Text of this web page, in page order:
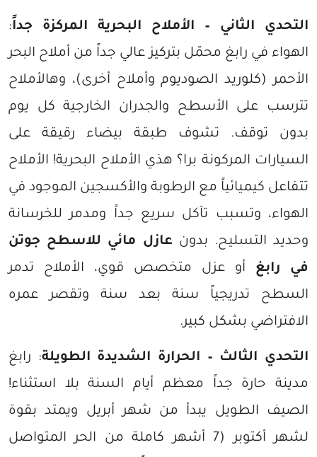
التحدي الثاني – الأملاح البحرية المركزة جداً:
الهواء في رابغ محمّل بتركيز عالي جداً من أملاح البحر
الأحمر (كلوريد الصوديوم وأملاح أخرى)، وهالأملاح
تترسب على الأسطح والجدران الخارجية كل يوم
بدون توقف. تشوف طبقة بيضاء رقيقة على
السيارات المركونة برا؟ هذي الأملاح البحرية! الأملاح
تتفاعل كيميائياً مع الرطوبة والأكسجين الموجود في
الهواء، وتسبب تآكل سريع جداً ومدمر للخرسانة
وحديد التسليح. بدون عازل مائي للاسطح جوتن
في رابغ أو عزل متخصص قوي، الأملاح تدمر
السطح تدريجياً سنة بعد سنة وتقصر عمره
الافتراضي بشكل كبير.
التحدي الثالث – الحرارة الشديدة الطويلة: رابغ
مدينة حارة جداً معظم أيام السنة بلا استثناء!
الصيف الطويل يبدأ من شهر أبريل ويمتد بقوة
لشهر أكتوبر (7 أشهر كاملة من الحر المتواصل